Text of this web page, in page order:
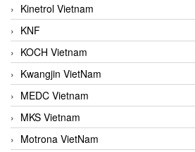
Kinetrol Vietnam
KNF
KOCH Vietnam
Kwangjin VietNam
MEDC Vietnam
MKS Vietnam
Motrona VietNam